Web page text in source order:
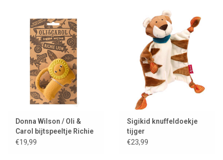
Donna Wilson / Oli &
Carol bijtspeeltje Richie
leeuw
€19,99
Sigikid knuffeldoekje
tijger
€23,99